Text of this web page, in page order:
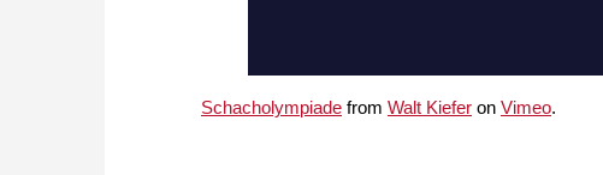
Schacholympiade from Walt Kiefer on Vimeo.